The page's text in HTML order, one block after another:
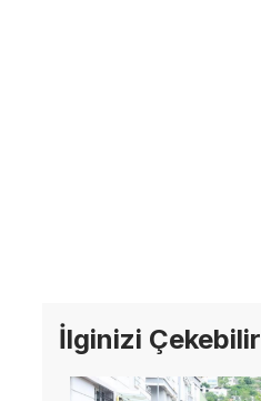
İlginizi Çekebilir